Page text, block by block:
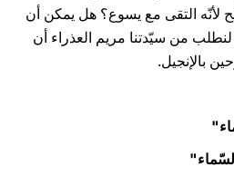
التقى مع يسوع؟ هل يمكن أن
من سيّدتنا مريم العذراء أن
بالإنجيل.